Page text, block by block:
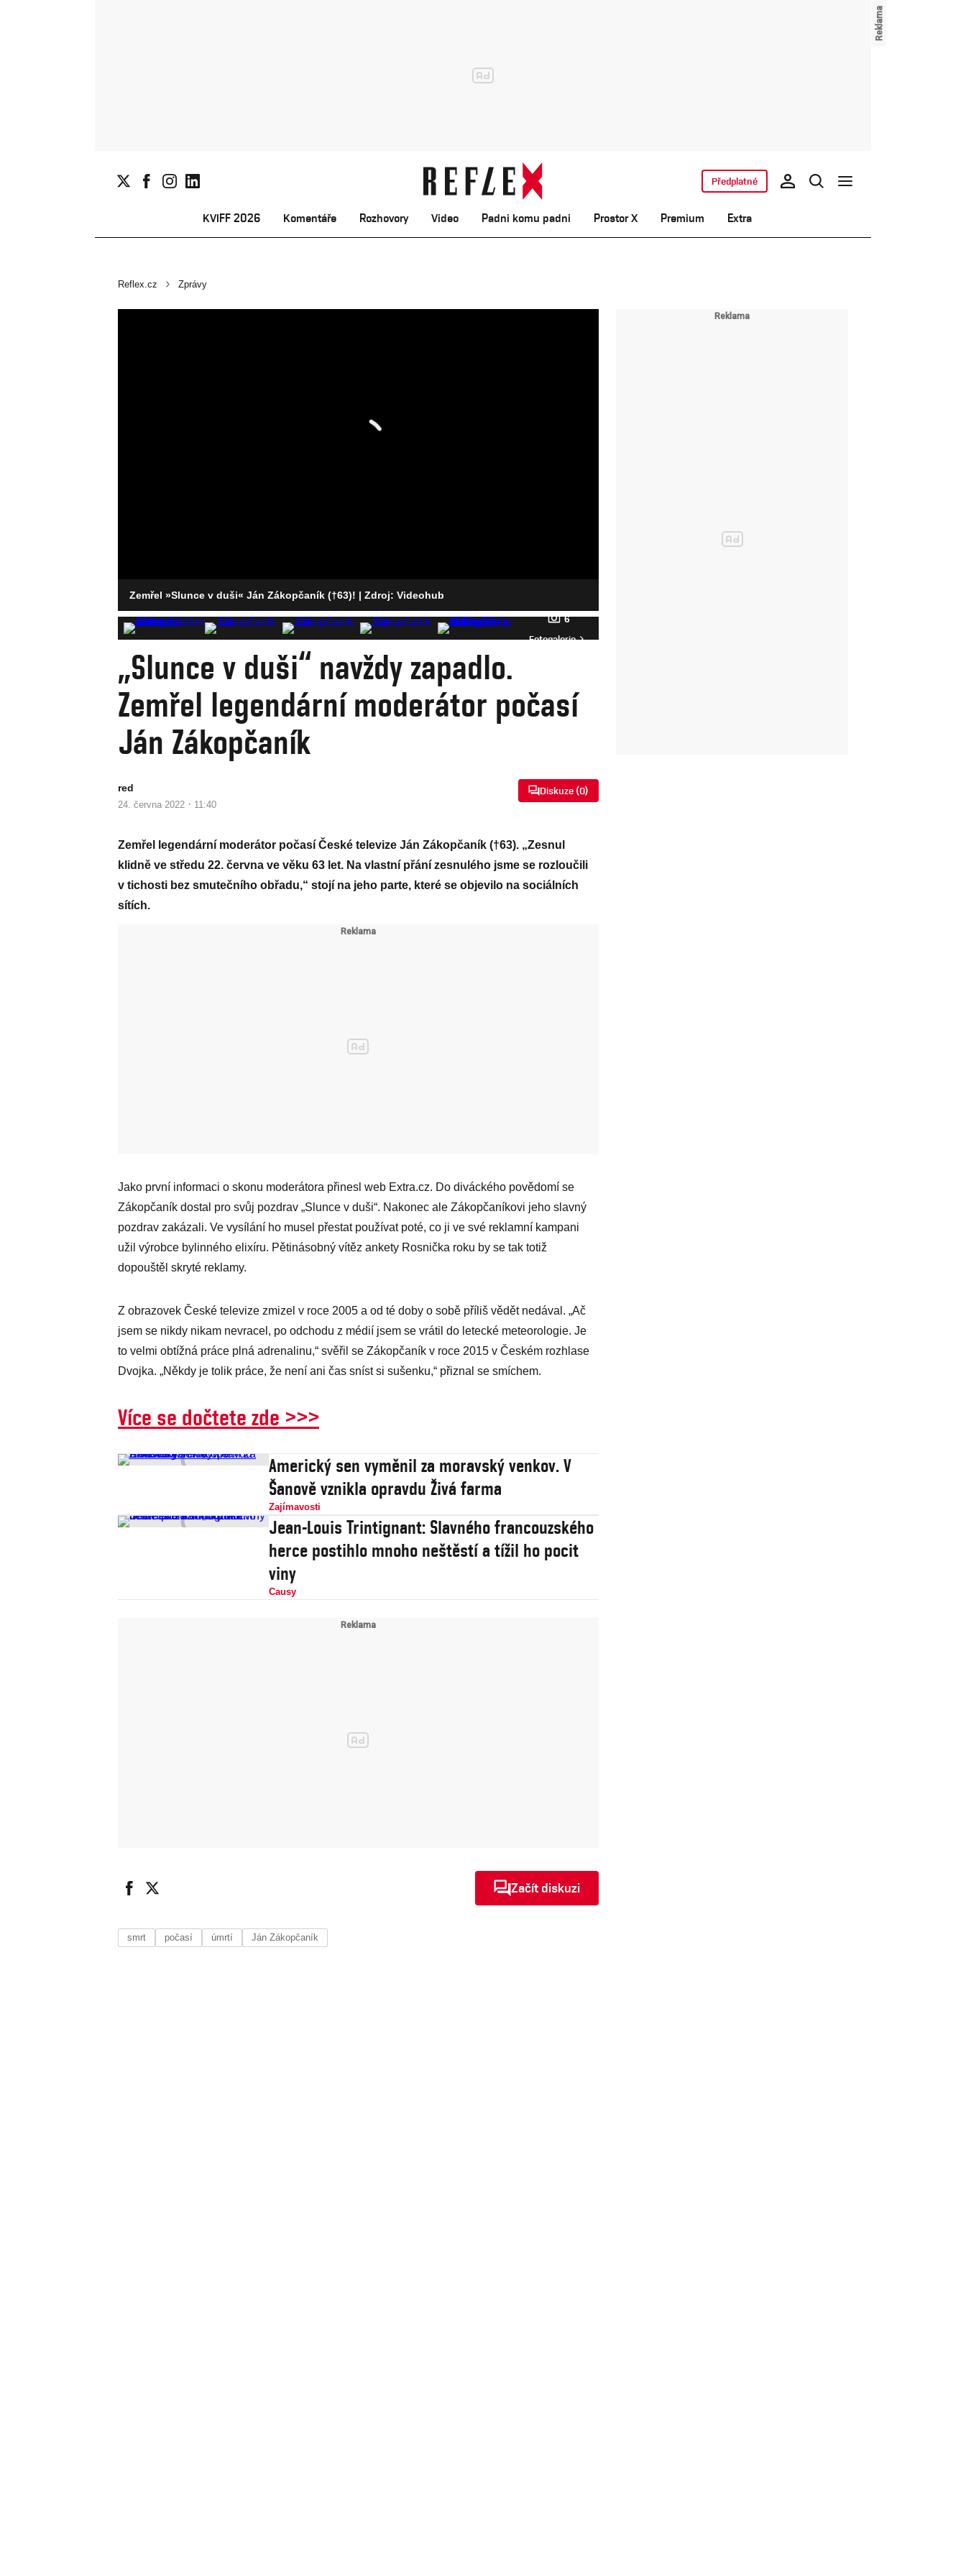
KVIFF 2026 Komentáře Rozhovory Video Padni komu padni Prostor X Premium Extra
Předplatné
Reflex.cz Zprávy
Zemřel »Slunce v duši« Ján Zákopčaník (†63)! | Zdroj: Videohub
6
Fotogalerie
„Slunce v duši“ navždy zapadlo.
Zemřel legendární moderátor počasí
Ján Zákopčaník
red
24. června 2022 · 11:40
Diskuze (0)
Zemřel legendární moderátor počasí České televize Ján Zákopčaník (†63). „Zesnul
klidně ve středu 22. června ve věku 63 let. Na vlastní přání zesnulého jsme se rozloučili
v tichosti bez smutečního obřadu,“ stojí na jeho parte, které se objevilo na sociálních
sítích.
Jako první informaci o skonu moderátora přinesl web Extra.cz. Do diváckého povědomí se
Zákopčaník dostal pro svůj pozdrav „Slunce v duši“. Nakonec ale Zákopčaníkovi jeho slavný
pozdrav zakázali. Ve vysílání ho musel přestat používat poté, co ji ve své reklamní kampani
užil výrobce bylinného elixíru. Pětinásobný vítěz ankety Rosnička roku by se tak totiž
dopouštěl skryté reklamy.
Z obrazovek České televize zmizel v roce 2005 a od té doby o sobě příliš vědět nedával. „Ač
jsem se nikdy nikam nevracel, po odchodu z médií jsem se vrátil do letecké meteorologie. Je
to velmi obtížná práce plná adrenalinu,“ svěřil se Zákopčaník v roce 2015 v Českém rozhlase
Dvojka. „Někdy je tolik práce, že není ani čas sníst si sušenku,“ přiznal se smíchem.
Více se dočtete zde >>>
Americký sen vyměnil za moravský venkov. V
Šanově vznikla opravdu Živá farma
Zajímavosti
Jean-Louis Trintignant: Slavného francouzského
herce postihlo mnoho neštěstí a tížil ho pocit
viny
Causy
Začít diskuzi
smrt počasí úmrtí Ján Zákopčaník